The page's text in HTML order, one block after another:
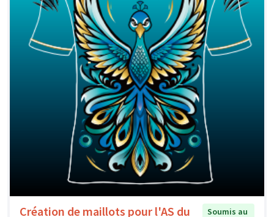
Création de maillots pour l'AS du
Soumis au